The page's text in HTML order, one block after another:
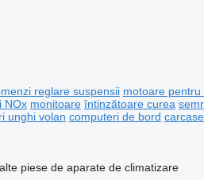
reglare suspensii motoare
NOx monitoare întinzătoare curea
unghi volan computeri de bord
alte piese de aparate de climatizare